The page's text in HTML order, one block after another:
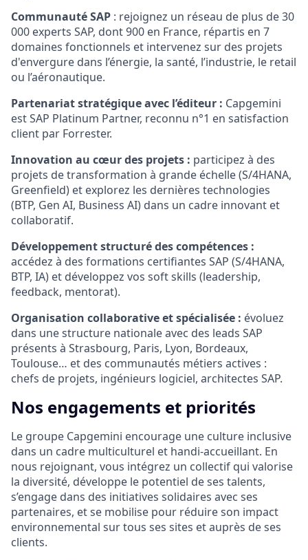
Communauté SAP : rejoignez un réseau de plus de 30
000 experts SAP, dont 900 en France, répartis en 7
domaines fonctionnels et intervenez sur des projets
d'envergure dans l’énergie, la santé, l’industrie, le retail
ou l’aéronautique.
Partenariat stratégique avec l’éditeur : Capgemini
est SAP Platinum Partner, reconnu n°1 en satisfaction
client par Forrester.
Innovation au cœur des projets : participez à des
projets de transformation à grande échelle (S/4HANA,
Greenfield) et explorez les dernières technologies
(BTP, Gen AI, Business AI) dans un cadre innovant et
collaboratif.
Développement structuré des compétences :
accédez à des formations certifiantes SAP (S/4HANA,
BTP, IA) et développez vos soft skills (leadership,
feedback, mentorat).
Organisation collaborative et spécialisée : évoluez
dans une structure nationale avec des leads SAP
présents à Strasbourg, Paris, Lyon, Bordeaux,
Toulouse… et des communautés métiers actives :
chefs de projets, ingénieurs logiciel, architectes SAP.
Nos engagements et priorités
Le groupe Capgemini encourage une culture inclusive
dans un cadre multiculturel et handi-accueillant. En
nous rejoignant, vous intégrez un collectif qui valorise
la diversité, développe le potentiel de ses talents,
s’engage dans des initiatives solidaires avec ses
partenaires, et se mobilise pour réduire son impact
environnemental sur tous ses sites et auprès de ses
clients.